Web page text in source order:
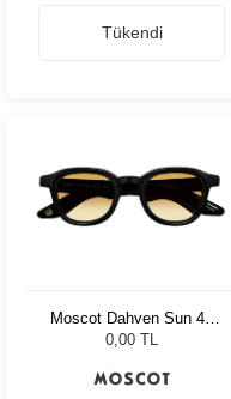
Tükendi
Moscot Dahven Sun 47
Black Chestnut Fade
0,00 TL